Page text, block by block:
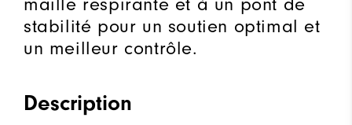
stabilité pour un soutien optimal et
un meilleur contrôle.
Description